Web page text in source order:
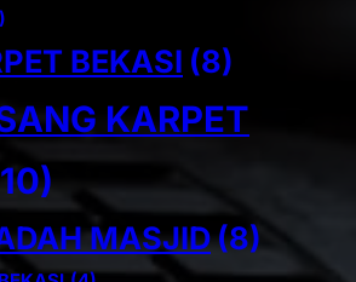
BEKASI (8)
KARPET
MASJID(8)